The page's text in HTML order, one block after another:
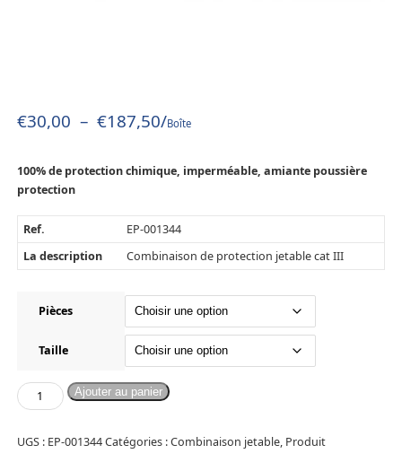
€30,00 – €187,50/Boîte
100% de protection chimique, imperméable, amiante poussière
protection
Ref.
EP-001344
La description
Combinaison de protection jetable cat III
Pièces
Taille
Ajouter au panier
UGS : EP-001344Catégories :Combinaison jetable, Produit